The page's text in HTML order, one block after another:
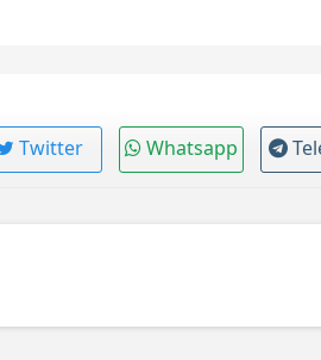
Twitter Whatsapp